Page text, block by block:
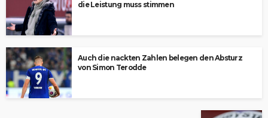
die Leistung muss stimmen
Auch die nackten Zahlen belegen den Absturz
von Simon Terodde